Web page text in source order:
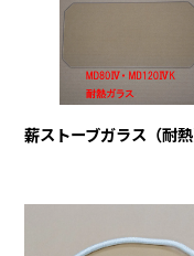
薪ストーブガラス（耐熱